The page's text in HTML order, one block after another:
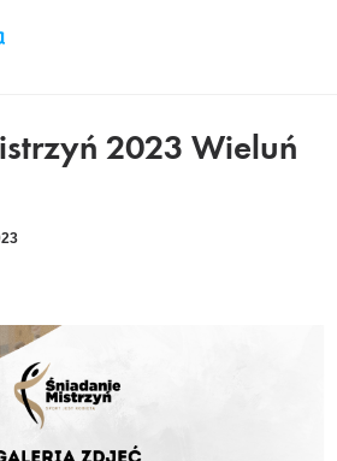
2023 Wieluń